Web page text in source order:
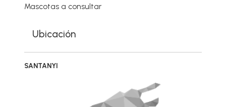
Mascotas a consultar
Ubicación
SANTANYI